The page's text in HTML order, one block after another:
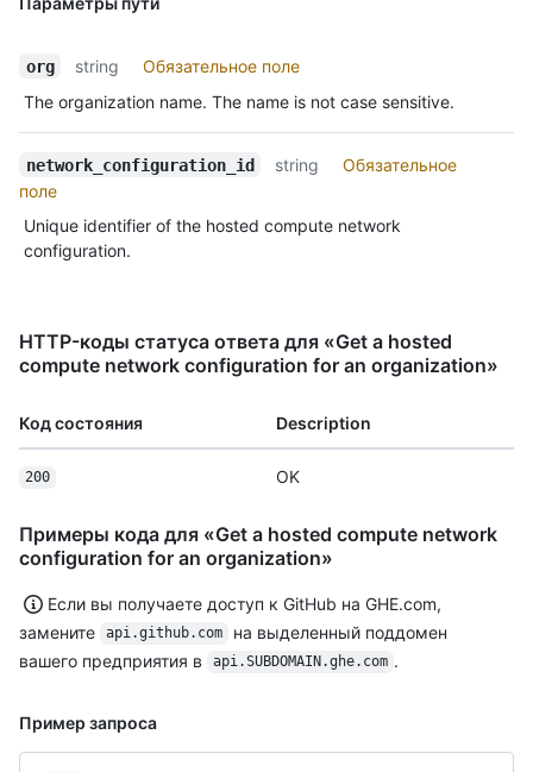
org string
Обязательное поле
The organization name. The name is not case sensitive.
network_configuration_id string
Обязательное
поле
Unique identifier of the hosted compute network
configuration.
HTTP-коды статуса ответа для «Get a hosted
compute network configuration for an organization»
Код состояния Description
200 OK
Примеры кода для «Get a hosted compute network
configuration for an organization»
Если вы получаете доступ к GitHub на GHE.com,
замените
api.github.com
на выделенный поддомен
вашего предприятия в
api.SUBDOMAIN.ghe.com .
Пример запроса